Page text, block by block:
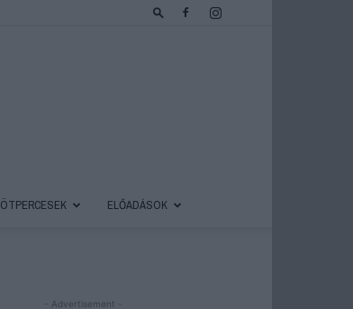
ÖTPERCESEK ELŐADÁSOK
- Advertisement -